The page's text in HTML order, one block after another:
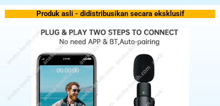
Produk asli - didistribusikan secara eksklusif